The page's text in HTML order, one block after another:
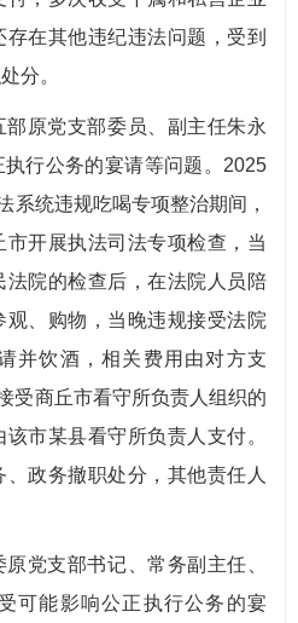
在其他违纪违法问题，受到
分。
原党支部委员、副主任朱永
行公务的宴请等问题。2025
系统违规吃喝专项整治期间，
开展执法司法专项检查，当
法院的检查后，在法院人员陪
观、购物，当晚违规接受法院
并饮酒，相关费用由对方支
受商丘市看守所负责人组织的
市某县看守所负责人支付。
政务撤职处分，其他责任人
党支部书记、常务副主任、
可能影响公正执行公务的宴